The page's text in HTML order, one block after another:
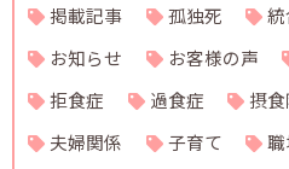
掲載記事 孤独死
お知らせ
お客様の声
拒食症
過食症 摂
夫婦関係
子育て